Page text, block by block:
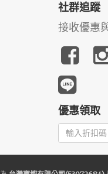
社群追蹤
接收優惠
優惠領取